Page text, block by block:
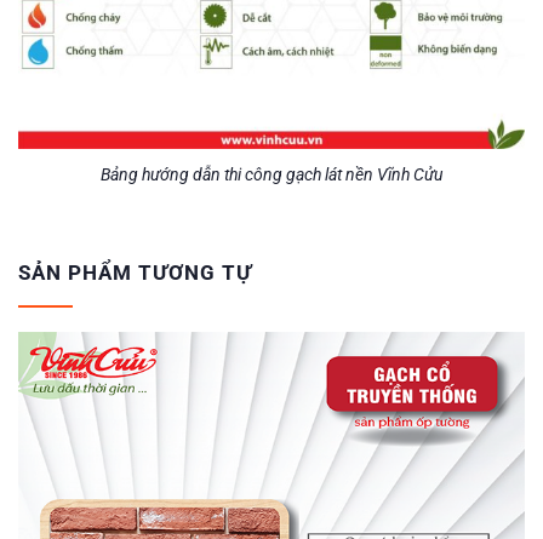
Bảng hướng dẫn thi công gạch lát nền Vĩnh Cửu
SẢN PHẨM TƯƠNG TỰ